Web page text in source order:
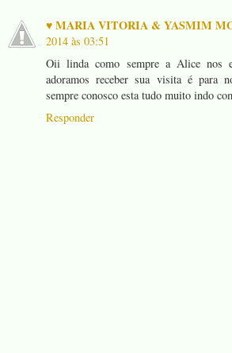
♥ MARIA VITORIA & YASMIM
2014 às 03:51
Oii linda como sempre a Alice nos
adoramos receber sua visita é para
sempre conosco esta tudo muito indo
Responder